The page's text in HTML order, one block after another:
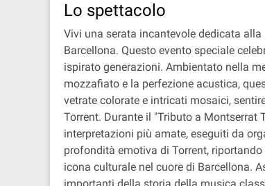
Lo spettacolo
Vivi una serata incantevole dedicata
Barcellona. Questo evento speciale
ispirato generazioni. Ambientato nella
mozzafiato e la perfezione acustica,
vetrate colorate e intricati mosaici,
Torrent. Durante il "Tributo a Montserrat
interpretazioni più amate, eseguiti da
profondità emotiva di Torrent,
icona culturale nel cuore di Barcellona.